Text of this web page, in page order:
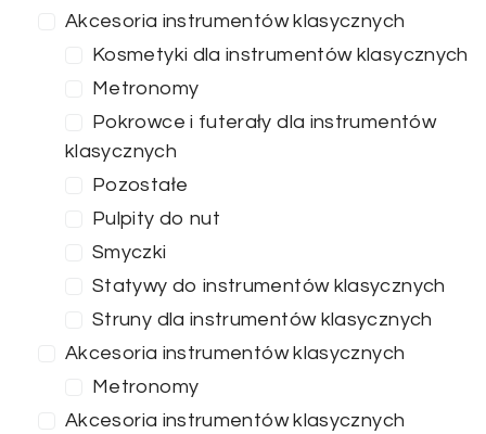
Akcesoria instrumentów klasycznych
Kosmetyki dla instrumentów klasycznych
Metronomy
Pokrowce i futerały dla instrumentów
klasycznych
Pozostałe
Pulpity do nut
Smyczki
Statywy do instrumentów klasycznych
Struny dla instrumentów klasycznych
Akcesoria instrumentów klasycznych
Metronomy
Akcesoria instrumentów klasycznych